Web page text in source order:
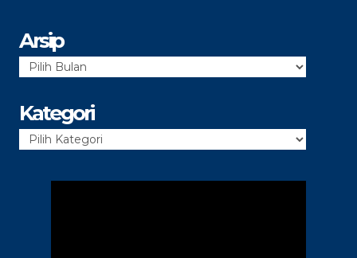
Arsip
Arsip
Kategori
Kategori